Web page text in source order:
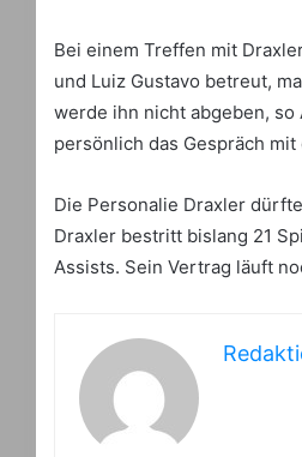
Bei einem Treffen mit
und Luiz Gustavo betreut,
werde ihn nicht abgeben,
persönlich das Gespräch
Die Personalie Draxler
Draxler bestritt bislang 21
Assists. Sein Vertrag läuft